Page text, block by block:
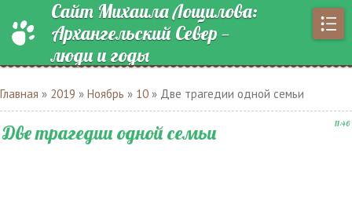
Сайт Михаила Лощилова:
Архангельский Север —
люди и годы
Главная » 2019 » Ноябрь » 10 » Две трагедии одной семьи
11:46
Две трагедии одной семьи